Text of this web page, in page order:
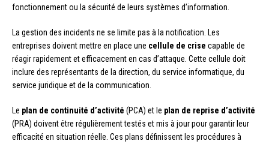
fonctionnement ou la sécurité de leurs systèmes d’information.
La gestion des incidents ne se limite pas à la notification. Les
entreprises doivent mettre en place une cellule de crise capable de
réagir rapidement et efficacement en cas d’attaque. Cette cellule doit
inclure des représentants de la direction, du service informatique, du
service juridique et de la communication.
Le plan de continuité d’activité (PCA) et le plan de reprise d’activité
(PRA) doivent être régulièrement testés et mis à jour pour garantir leur
efficacité en situation réelle. Ces plans définissent les procédures à